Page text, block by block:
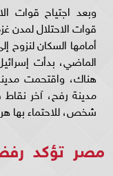
وبعد اجتياح قوات
قوات الاحتلال لمدن
أمامها السكان لنزوح
الماضي، بدأت
هناك، واقتحمت
شخص، للاحتماء بها
مصر تؤكد